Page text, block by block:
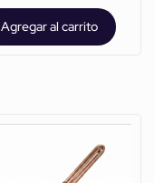
Agregar al carrito